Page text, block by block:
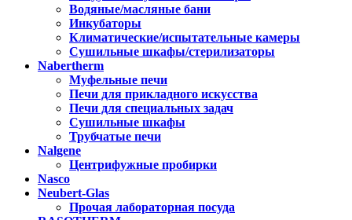
Водяные/масляные бани
Инкубаторы
Климатические/испытательные камеры
Сушильные шкафы/стерилизаторы
Nabertherm
Муфельные печи
Печи для прикладного искусства
Печи для специальных задач
Сушильные шкафы
Трубчатые печи
Nalgene
Центрифужные пробирки
Nasco
Neubert-Glas
Прочая лабораторная посуда